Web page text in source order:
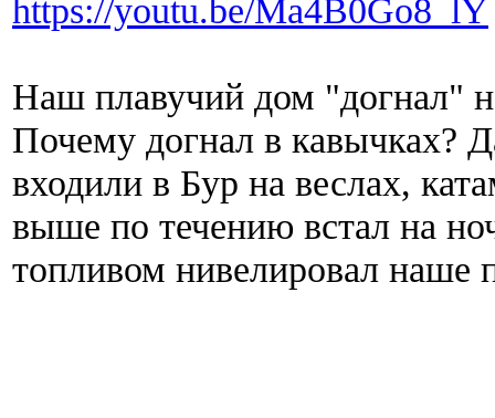
https://youtu.be/Ma4B0Go8_lY
Наш плавучий дом "догнал"
Почему догнал в кавычках?
входили в Бур на веслах,
выше по течению встал на
топливом нивелировал наше